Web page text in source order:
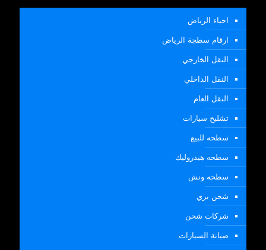
احياء الرياض
ارقام سطجة الرياض
النقل الخارجي
النقل الداخلي
النقل العام
تشليح سيارات
سطحه للبيع
سطحه هيدروليك
سطحه ونش
شحن بري
شركات شحن
صيانة السيارات